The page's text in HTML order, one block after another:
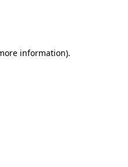
information).